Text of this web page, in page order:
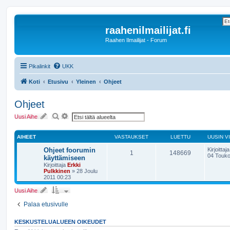
raahenilmailijat.fi
Raahen Ilmailijat - Forum
Pikalinkit UKK
Koti Etusivu Yleinen Ohjeet
Ohjeet
Uusi Aihe
E
n
e
t
t
u
h
AIHEET VASTAUKSET LUETTU UUSIN
Ohjeet foorumin
käyttämiseen
Kirjoittaja Erkki
Pulkkinen » 28 Joulu
2011 00:23
1 148669
04
Uusi Aihe
Palaa etusivulle
KESKUSTELUALUEEN OIKEUDET